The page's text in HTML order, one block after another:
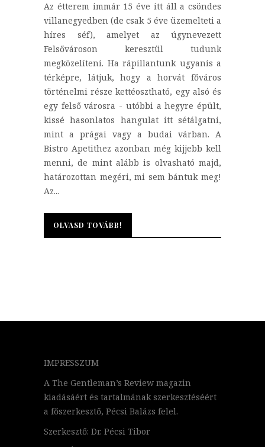
Az étterem immár 15 éve itt áll a csöndes
villanegyedben (de csak 5 éve üzemelteti a
híres séf), amelyet az úgynevezett
Felsővároson keresztül tudunk
megközelíteni. Ha rápillantunk ugyanis a
térképre, látjuk, hogy a horvát főváros
történelmi része kettéosztható, egy alsó és
egy felső városra - utóbbi a hegyre épült,
kissé hasonlatos hangulat itt sétálgatni,
mint a prágai vagy a budai várban. A
Bistro Apetithez azonban még kijjebb kell
menni, de mint alább is olvasható majd,
határozottan megéri, mi sem bántuk meg!
Az...
OLVASD TOVÁBB!
OLVASD TOVÁBB!
IMPRESSZUM
A The Gentleman’s Review magazin
kiadásáért és tartalmának szerkesztéséért
a főszerkesztő, Pécsi Balázs felel.
Szerkesztő: Dr. Pécsi Tibor